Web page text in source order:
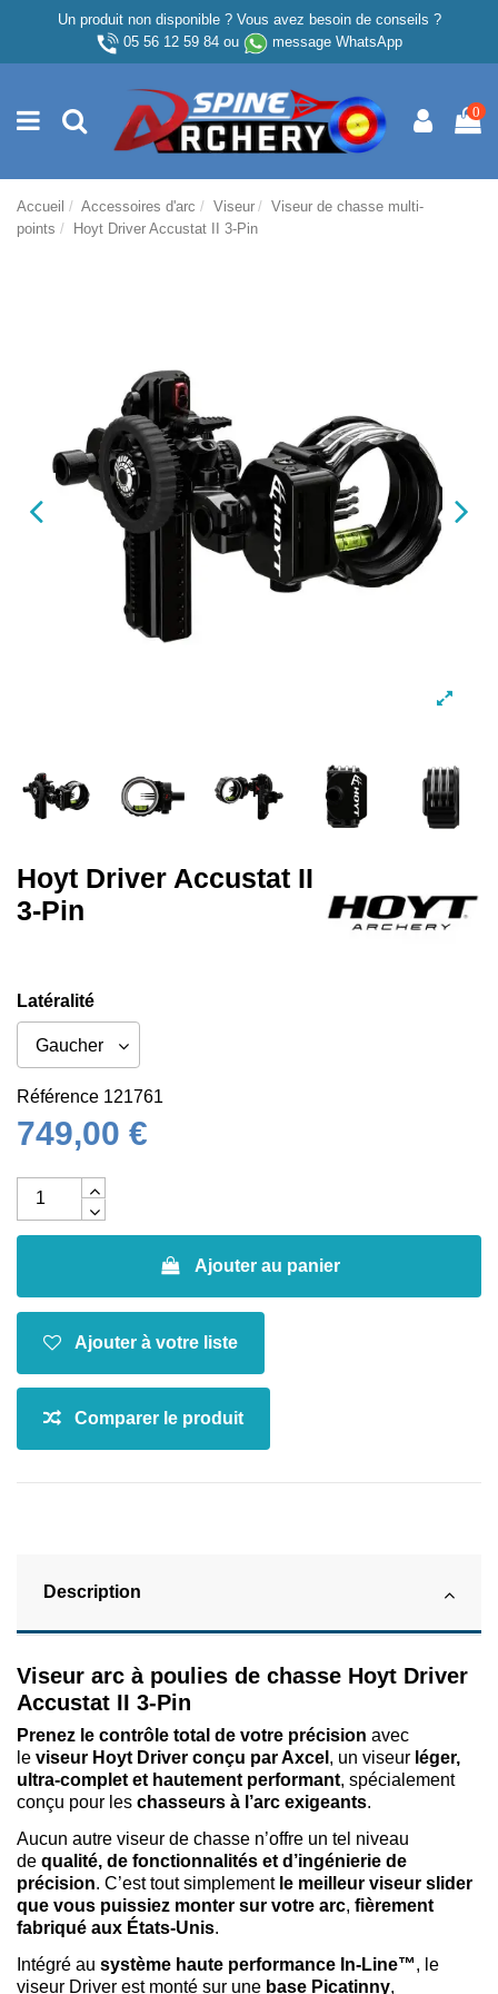
Un produit non disponible ? Vous avez besoin de conseils ?
05 56 12 59 84ou message WhatsApp
0
Accueil Accessoires d'arc Viseur
Viseur de chasse multi-
points
Hoyt Driver Accustat II 3-Pin
Hoyt Driver Accustat II
3-Pin
Latéralité
Référence 121761
749,00 €
Ajouter au panier
Description
Viseur arc à poulies de chasse Hoyt Driver
Accustat II 3-Pin
Prenez le contrôle total de votre précision avec
le viseur Hoyt Driver conçu par Axcel , un viseur léger,
ultra-complet et hautement performant, spécialement
conçu pour les chasseurs à l’arc exigeants.
Aucun autre viseur de chasse n’offre un tel niveau
de qualité, de fonctionnalités et d’ingénierie de
précision. C’est tout simplement le meilleur viseur slider
que vous puissiez monter sur votre arc, fièrement
fabriqué aux États-Unis.
Intégré au système haute performance In-Line™, le
viseur Driver est monté sur une base Picatinny,